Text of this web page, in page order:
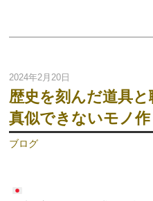
2024年2月20日
歴史を刻んだ道具
真似できないモノ作
ブログ